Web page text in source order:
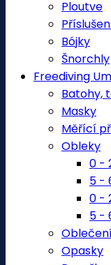
Ploutve
Bójky
Šnorchly
Freediving
Batohy,
Masky
Měřící
Obleky
0 -
5 -
0 -
5 -
Opasky